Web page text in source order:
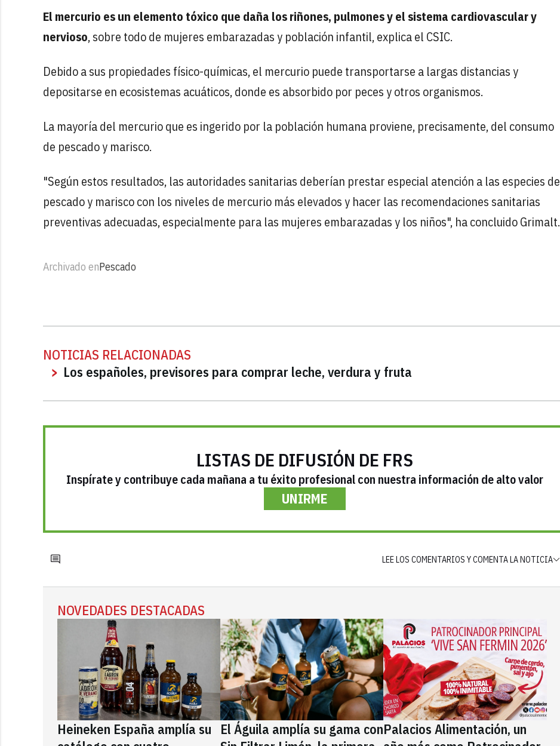
El mercurio es un elemento tóxico que daña los riñones, pulmones y el sistema cardiovascular y
nervioso, sobre todo de mujeres embarazadas y población infantil, explica el CSIC.
Debido a sus propiedades físico-químicas, el mercurio puede transportarse a largas distancias y
depositarse en ecosistemas acuáticos, donde es absorbido por peces y otros organismos.
La mayoría del mercurio que es ingerido por la población humana proviene, precisamente, del consumo
de pescado y marisco.
"Según estos resultados, las autoridades sanitarias deberían prestar especial atención a las especies de
pescado y marisco con los niveles de mercurio más elevados y hacer las recomendaciones sanitarias
preventivas adecuadas, especialmente para las mujeres embarazadas y los niños", ha concluido Grimalt.
Archivado enPescado
NOTICIAS RELACIONADAS
Los españoles, previsores para comprar leche, verdura y fruta
LISTAS DE DIFUSIÓN DE FRS
Inspírate y contribuye cada mañana a tu éxito profesional con nuestra información de alto valor
UNIRME
LEE LOS COMENTARIOS Y COMENTA LA NOTICIA
NOVEDADES DESTACADAS
Heineken España amplía su
El Águila amplía su gama conPalacios Alimentación, un